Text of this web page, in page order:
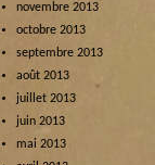
novembre 2013
octobre 2013
septembre 2013
août 2013
juillet 2013
juin 2013
mai 2013